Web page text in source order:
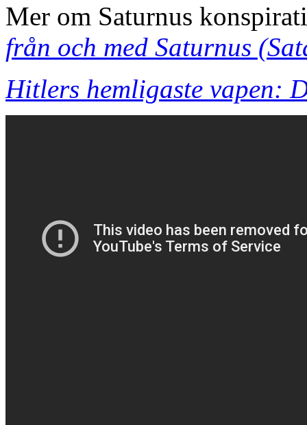
Mer om Saturnus
från och med Saturnus
Hitlers hemligaste vapen: